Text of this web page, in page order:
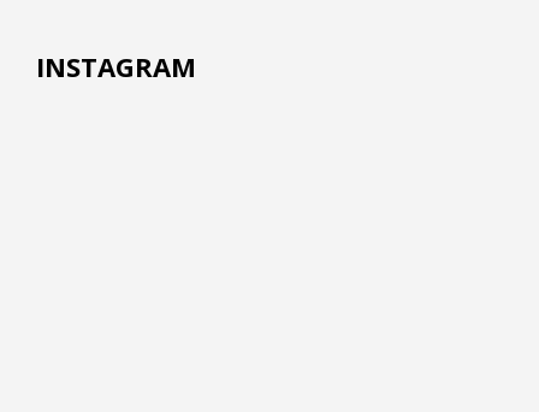
INSTAGRAM